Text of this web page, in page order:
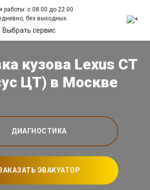
работы: с 08:00 до 22:00
без выходных.
Выбрать сервис
кузова Lexus CT
ЦТ) в Москве
ДИАГНОСТИКА
ЭВАКУАТОР